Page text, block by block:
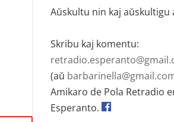
Aŭskultu nin kaj aŭskultigu
Skribu kaj komentu:
(aŭ
Amikaro de Pola Retradio
Esperanto.